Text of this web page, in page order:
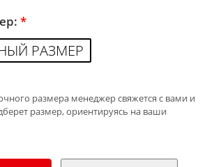
*
РАЗМЕР
размера менеджер свяжется с вами и
размер, ориентируясь на ваши